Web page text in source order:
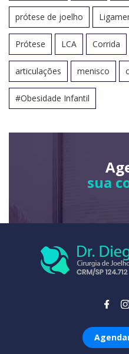
prótese de joelho
Prótese LCA Corrida
articulações menisco
#Obesidade Infantil
sua